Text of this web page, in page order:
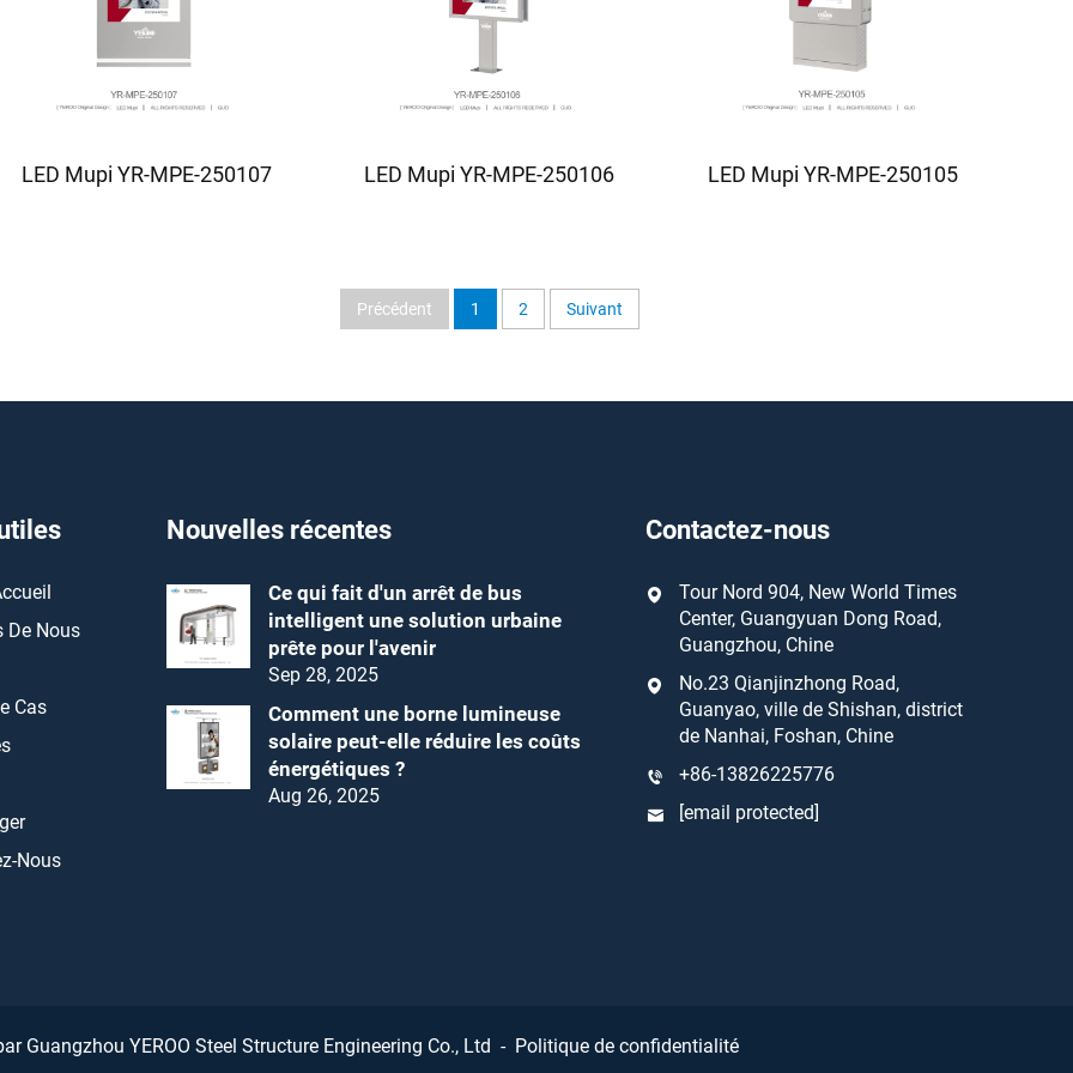
LED Mupi YR-MPE-250107 LED Mupi YR-MPE-250106 LED Mupi YR-MPE-250105
Précédent 1 2 Suivant
De Nous
Cas
Nous
Nouvelles récentes
Ce qui fait d'un arrêt de bus
intelligent une solution urbaine
prête pour l'avenir
Sep 28, 2025
Comment une borne lumineuse
solaire peut-elle réduire les coûts
énergétiques ?
Aug 26, 2025
Contactez-nous
Tour Nord 904, New World Times
Center, Guangyuan Dong Road,
Guangzhou, Chine
No.23 Qianjinzhong Road,
Guanyao, ville de Shishan, district
de Nanhai, Foshan, Chine
+86-13826225776
[email protected]
Guangzhou YEROO Steel Structure Engineering Co., Ltd - Politique de confidentialité